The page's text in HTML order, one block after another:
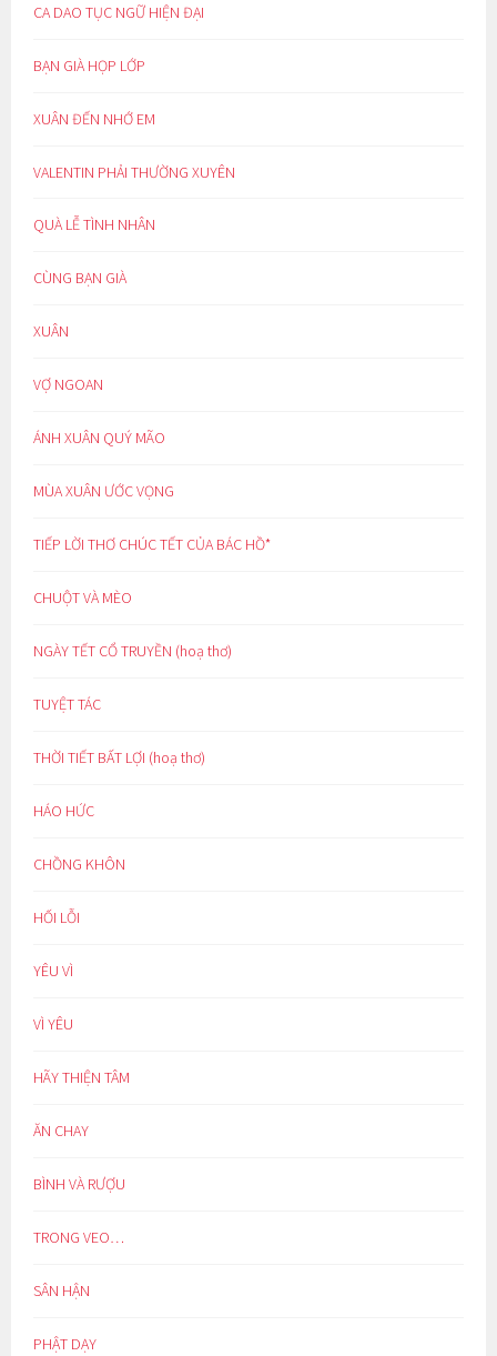
CA DAO TỤC NGỮ HIỆN ĐẠI
BẠN GIÀ HỌP LỚP
XUÂN ĐẾN NHỚ EM
VALENTIN PHẢI THƯỜNG XUYÊN
QUÀ LỄ TÌNH NHÂN
CÙNG BẠN GIÀ
XUÂN
VỢ NGOAN
ÁNH XUÂN QUÝ MÃO
MÙA XUÂN ƯỚC VỌNG
TIẾP LỜI THƠ CHÚC TẾT CỦA BÁC HỒ*
CHUỘT VÀ MÈO
NGÀY TẾT CỔ TRUYỀN (hoạ thơ)
TUYỆT TÁC
THỜI TIẾT BẤT LỢI (hoạ thơ)
HÁO HỨC
CHỒNG KHÔN
HỐI LỖI
YÊU VÌ
VÌ YÊU
HÃY THIỆN TÂM
ĂN CHAY
BÌNH VÀ RƯỢU
TRONG VEO…
SÂN HẬN
PHẬT DẠY